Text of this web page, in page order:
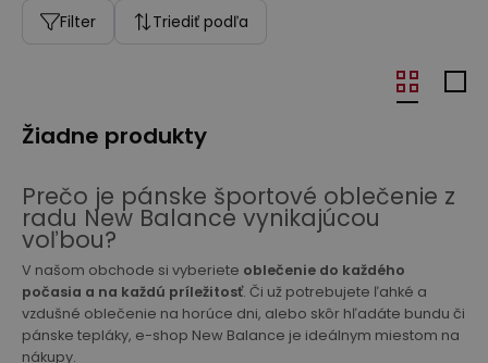
Filter Triediť podľa
Žiadne produkty
Prečo je pánske športové oblečenie z
radu New Balance vynikajúcou
voľbou?
V našom obchode si vyberiete oblečenie do každého
počasia a na každú príležitosť. Či už potrebujete ľahké a
vzdušné oblečenie na horúce dni, alebo skôr hľadáte bundu či
pánske tepláky, e-shop New Balance je ideálnym miestom na
nákupy.